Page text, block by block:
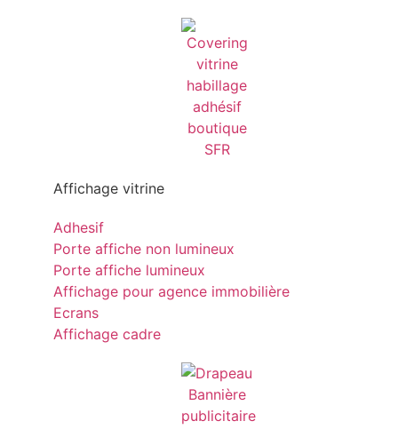
Affichage vitrine
Adhesif
Porte affiche non lumineux
Porte affiche lumineux
Affichage pour agence immobilière
Ecrans
Affichage cadre